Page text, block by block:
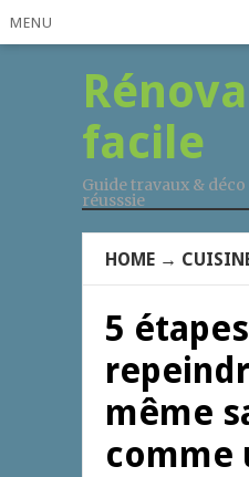
MENU
facile
Guide travaux &
réusssie
HOME →
5
même
comme